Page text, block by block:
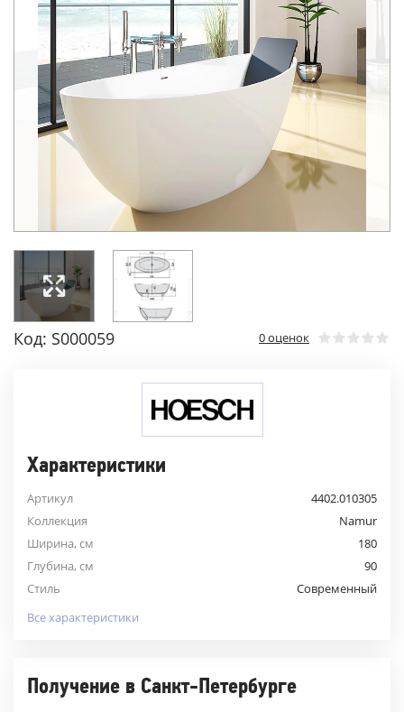
Код: S000059 0 оценок
Характеристики
Артикул
4402.010305
Коллекция
Namur
Ширина, см
180
Глубина, см
90
Стиль
Современный
Все характеристики
Получение в Санкт-Петербурге